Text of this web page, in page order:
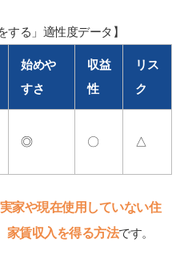
する」適性度データ】
始めや
すさ
収益
性
リス
ク
◎ 〇 △
家や現在使用していない住
家賃収入を得る方法です。